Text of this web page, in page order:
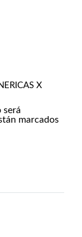
X
será
marcados